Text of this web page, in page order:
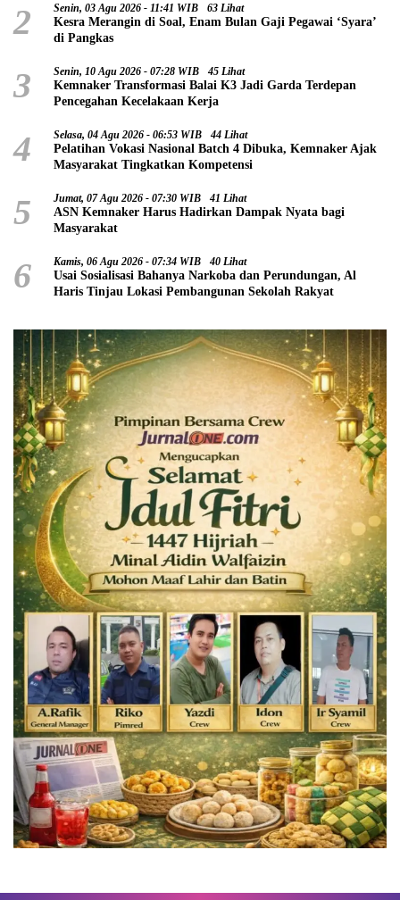
2 Senin, 03 Agu 2026 - 11:41 WIB 63 Lihat
Kesra Merangin di Soal, Enam Bulan Gaji Pegawai ‘Syara’
di Pangkas
3 Senin, 10 Agu 2026 - 07:28 WIB 45 Lihat
Kemnaker Transformasi Balai K3 Jadi Garda Terdepan
Pencegahan Kecelakaan Kerja
4 Selasa, 04 Agu 2026 - 06:53 WIB 44 Lihat
Pelatihan Vokasi Nasional Batch 4 Dibuka, Kemnaker Ajak
Masyarakat Tingkatkan Kompetensi
5 Jumat, 07 Agu 2026 - 07:30 WIB 41 Lihat
ASN Kemnaker Harus Hadirkan Dampak Nyata bagi
Masyarakat
6 Kamis, 06 Agu 2026 - 07:34 WIB 40 Lihat
Usai Sosialisasi Bahanya Narkoba dan Perundungan, Al
Haris Tinjau Lokasi Pembangunan Sekolah Rakyat